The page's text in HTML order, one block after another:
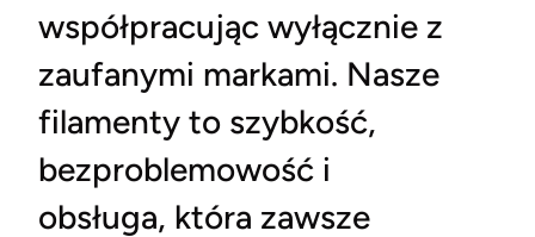
współpracując wyłącznie z
zaufanymi markami. Nasze
filamenty to szybkość,
bezproblemowość i
obsługa, która zawsze